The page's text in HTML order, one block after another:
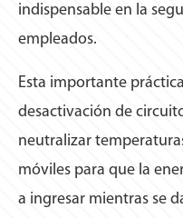
indispensable en la
empleados.
Esta importante
desactivación de
neutralizar
móviles para que la
a ingresar mientras se